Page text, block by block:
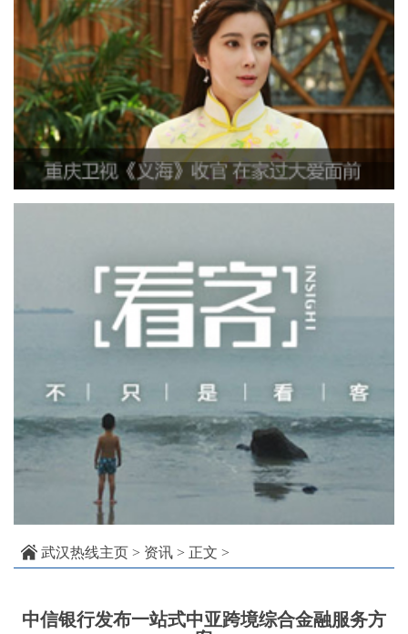
武汉热线主页 > 资讯 > 正文 >
中信银行发布一站式中亚跨境综合金融服务方